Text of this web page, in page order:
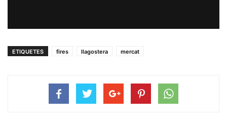
ETIQUETES fires llagostera mercat